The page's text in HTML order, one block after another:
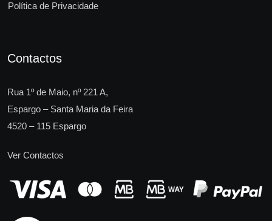
Política de Privacidade
Contactos
Rua 1º de Maio, nº 221 A,
Espargo – Santa Maria da Feira
4520 – 115 Espargo
Ver Contactos